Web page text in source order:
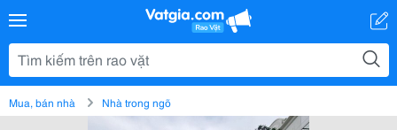
Mua, bán nhà Nhà trong ngõ